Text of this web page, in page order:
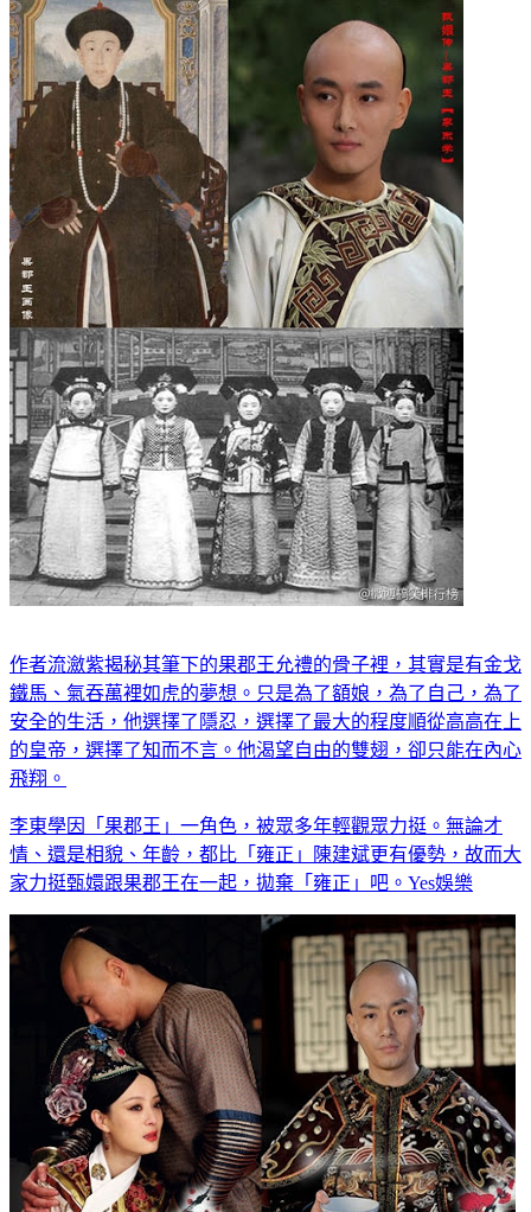
作者流瀲紫揭秘其筆下的果郡王允禮的骨子裡，其實是有金戈
鐵馬、氣吞萬裡如虎的夢想。只是為了額娘，為了自己，為了
安全的生活，他選擇了隱忍，選擇了最大的程度順從高高在上
的皇帝，選擇了知而不言。他渴望自由的雙翅，卻只能在內心
飛翔。
李東學因「果郡王」一角色，被眾多年輕觀眾力挺。無論才
情、還是相貌、年齡，都比「雍正」陳建斌更有優勢，故而大
家力挺甄嬛跟果郡王在一起，拋棄「雍正」吧。Yes娛樂